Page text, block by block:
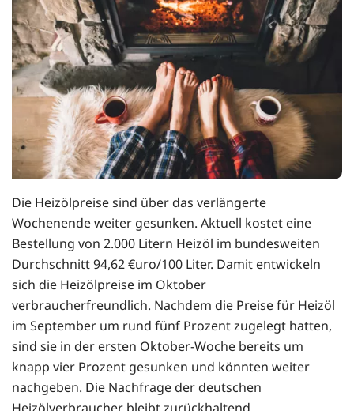
Die Heizölpreise sind über das verlängerte
Wochenende weiter gesunken. Aktuell kostet eine
Bestellung von 2.000 Litern Heizöl im bundesweiten
Durchschnitt 94,62 €uro/100 Liter. Damit entwickeln
sich die Heizölpreise im Oktober
verbraucherfreundlich. Nachdem die Preise für Heizöl
im September um rund fünf Prozent zugelegt hatten,
sind sie in der ersten Oktober-Woche bereits um
knapp vier Prozent gesunken und könnten weiter
nachgeben. Die Nachfrage der deutschen